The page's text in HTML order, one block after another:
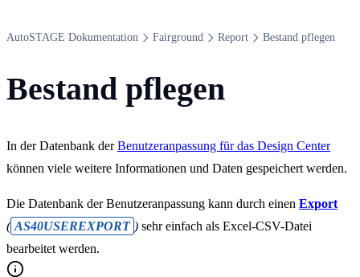
Auto​STAGE Dokumentation Fairground Report Bestand pflegen
Bestand pflegen
In der Datenbank derBenutzeranpassung für das Design Center
können viele weitere Informationen und Daten gespeichert werden.
Die Datenbank der Benutzeranpassung kann durch einen Export
( AS40USEREXPORT ) sehr einfach als Excel-CSV-Datei
bearbeitet werden.